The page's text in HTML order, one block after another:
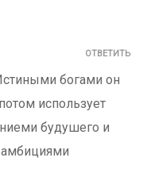
богами он
использует
будушего и
амбициями
ОТВЕТИТЬ